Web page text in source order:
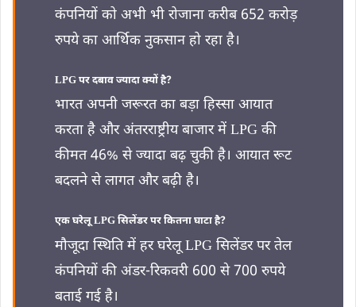
कंपनियों को अभी भी रोजाना करीब 652 करोड़
रुपये का आर्थिक नुकसान हो रहा है।
LPG पर दबाव ज्यादा क्यों है?
भारत अपनी जरूरत का बड़ा हिस्सा आयात
करता है और अंतरराष्ट्रीय बाजार में LPG की
कीमत 46% से ज्यादा बढ़ चुकी है। आयात रूट
बदलने से लागत और बढ़ी है।
एक घरेलू LPG सिलेंडर पर कितना घाटा है?
मौजूदा स्थिति में हर घरेलू LPG सिलेंडर पर तेल
कंपनियों की अंडर-रिकवरी 600 से 700 रुपये
बताई गई है।